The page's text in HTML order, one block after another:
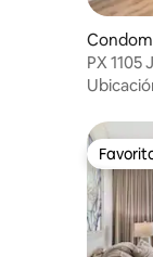
PX
frente a